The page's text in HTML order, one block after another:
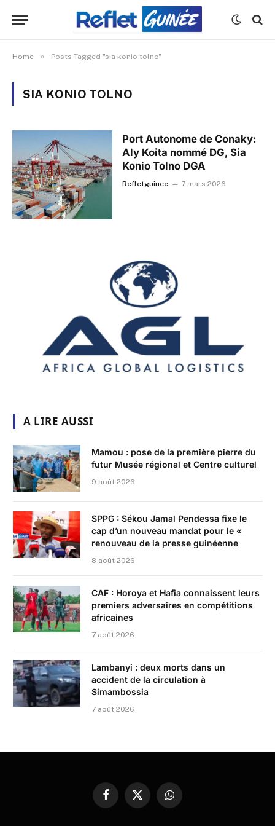
Home » Posts Tagged "sia konio tolno"
SIA KONIO TOLNO
Port Autonome de Conaky:
Aly Koita nommé DG, Sia
Konio Tolno DGA
Refletguinee 7 mars 2026
A LIRE AUSSI
Mamou : pose de la première pierre du
futur Musée régional et Centre culturel
9 août 2026
SPPG : Sékou Jamal Pendessa fixe le
cap d’un nouveau mandat pour le «
renouveau de la presse guinéenne
8 août 2026
CAF : Horoya et Hafia connaissent leurs
premiers adversaires en compétitions
africaines
7 août 2026
Lambanyi : deux morts dans un
accident de la circulation à
Simambossia
7 août 2026
FacebookX
(Twitter)
WhatsApp